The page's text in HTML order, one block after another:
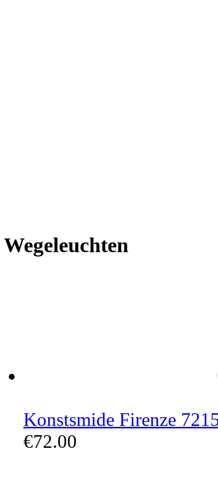
Wegeleuchten
Konstsmide Firenze
€72.00